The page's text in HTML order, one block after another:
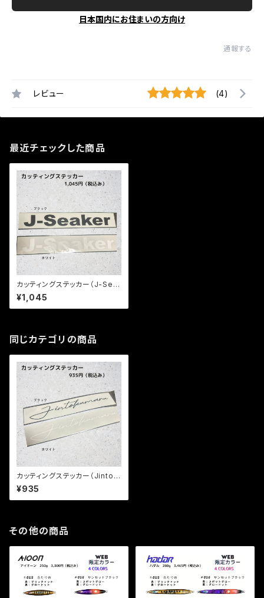
日本国内にお住まいの方向け
通報する
レビュー (4)
最近チェックした商品
カッティングステッカー（J-Sea
ker）
¥1,045
同じカテゴリの商品
カッティングステッカー（Jintok
umaru）
¥935
その他の商品